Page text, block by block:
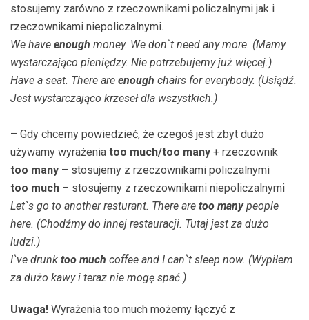
stosujemy zarówno z rzeczownikami policzalnymi jak i
rzeczownikami niepoliczalnymi.
We have enough money. We don`t need any more. (Mamy
wystarczająco pieniędzy. Nie potrzebujemy już więcej.)
Have a seat. There are enough chairs for everybody. (Usiądź.
Jest wystarczająco krzeseł dla wszystkich.)
– Gdy chcemy powiedzieć, że czegoś jest zbyt dużo
używamy wyrażenia too much/too many + rzeczownik
too many – stosujemy z rzeczownikami policzalnymi
too much – stosujemy z rzeczownikami niepoliczalnymi
Let`s go to another resturant. There are too manypeople
here. (Chodźmy do innej restauracji. Tutaj jest za dużo
ludzi.)
I`ve drunk too much coffee and I can`t sleep now. (Wypiłem
za dużo kawy i teraz nie mogę spać.)
Uwaga! Wyrażenia too much możemy łączyć z